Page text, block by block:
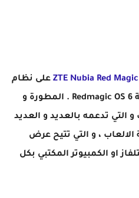
ZTE Nubia Red على نظام
المطورة و
التي تدعمه بالعديد و العديد
، و التي تتيح عرض
او الكمبيوتر المكتبي بكل